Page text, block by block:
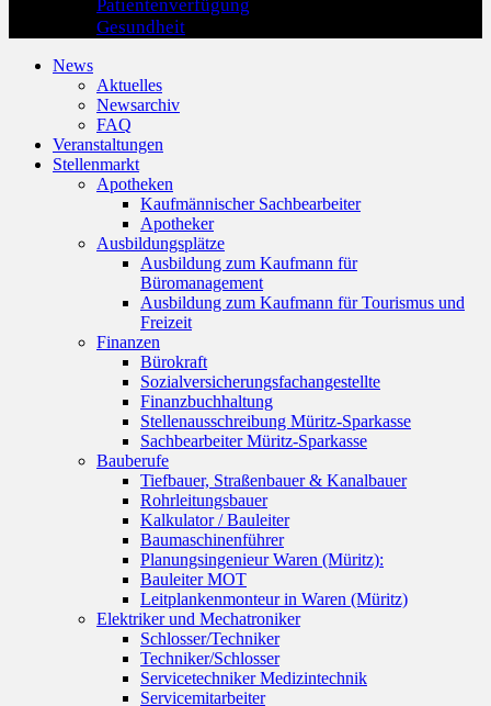
Patientenverfügung
Gesundheit
News
Aktuelles
Newsarchiv
FAQ
Veranstaltungen
Stellenmarkt
Apotheken
Kaufmännischer Sachbearbeiter
Apotheker
Ausbildungsplätze
Ausbildung zum Kaufmann für
Büromanagement
Ausbildung zum Kaufmann für Tourismus und
Freizeit
Finanzen
Bürokraft
Sozialversicherungsfachangestellte
Finanzbuchhaltung
Stellenausschreibung Müritz-Sparkasse
Sachbearbeiter Müritz-Sparkasse
Bauberufe
Tiefbauer, Straßenbauer & Kanalbauer
Rohrleitungsbauer
Kalkulator / Bauleiter
Baumaschinenführer
Planungsingenieur Waren (Müritz):
Bauleiter MOT
Leitplankenmonteur in Waren (Müritz)
Elektriker und Mechatroniker
Schlosser/Techniker
Techniker/Schlosser
Servicetechniker Medizintechnik
Servicemitarbeiter